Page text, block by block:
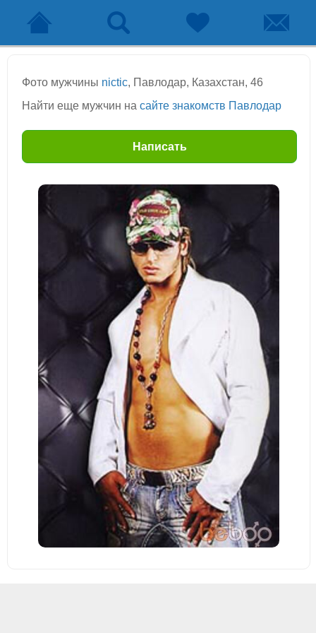
Фото мужчины nictic, Павлодар, Казахстан, 46
Найти еще мужчин на сайте знакомств Павлодар
Написать